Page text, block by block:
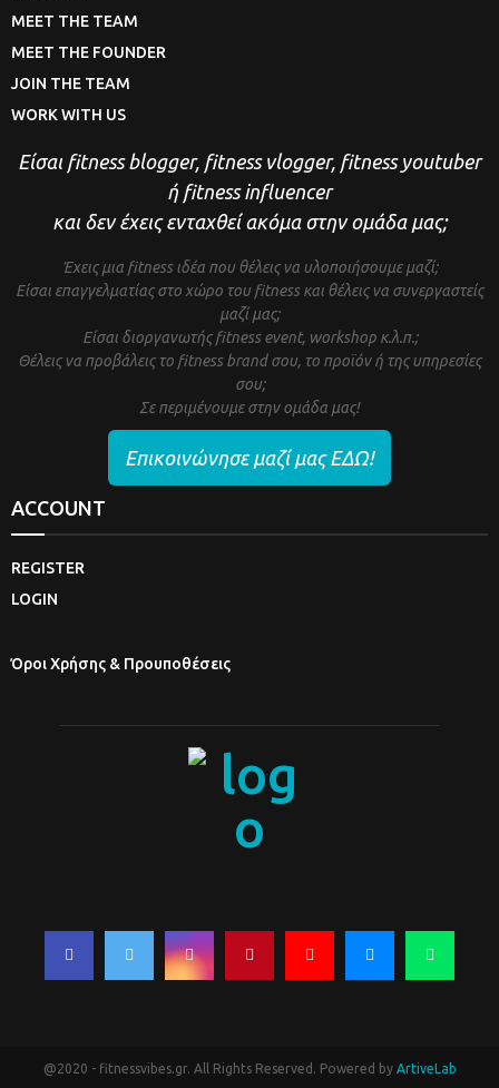
MEET THE TEAM
MEET THE FOUNDER
JOIN THE TEAM
WORK WITH US
Είσαι fitness blogger, fitness vlogger, fitness youtuber
ή fitness influencer
και δεν έχεις ενταχθεί ακόμα στην ομάδα μας;
Έχεις μια fitness ιδέα που θέλεις να υλοποιήσουμε μαζί;
Είσαι επαγγελματίας στο χώρο του fitness και θέλεις να συνεργαστείς
μαζί μας;
Είσαι διοργανωτής fitness event, workshop κ.λ.π.;
Θέλεις να προβάλεις το fitness brand σου, το προϊόν ή της υπηρεσίες
σου;
Σε περιμένουμε στην ομάδα μας!
Επικοινώνησε μαζί μας ΕΔΩ!
ACCOUNT
REGISTER
LOGIN
Όροι Χρήσης & Προυποθέσεις
@2020 - fitnessvibes.gr. All Rights Reserved. Powered by ArtiveLab